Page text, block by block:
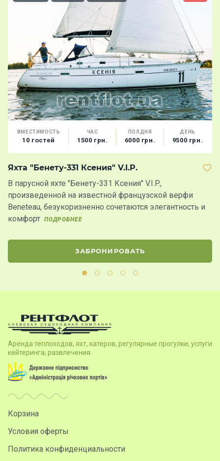
ВМЕСТИМОСТЬ
10 гостей
ЧАС
1500 грн.
ПОЛДНЯ
6000 грн.
ДЕНЬ
9500 грн.
Яхта "Бенету-331 Ксения" V.I.P.
В парусной яхте "Бенету-331 Ксения" V.I.P.,
произведенной на известной французской верфи
Beneteau, безукоризненно сочетаются элегантность и
комфорт ПОДРОБНЕЕ
ЗАБРОНИРОВАТЬ
Аренда теплоходов, яхт, катеров, регулярные прогулки, услуги
кейтеринга, развлечения.
Корзина
Условия оферты
Политика конфиденциальности